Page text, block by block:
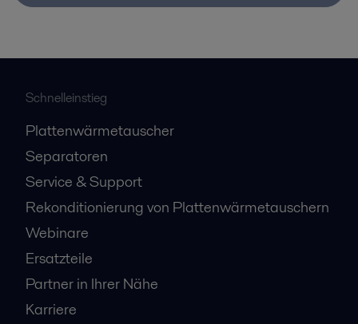
Schnelleinstieg
Plattenwärmetauscher
Separatoren
Service & Support
Rekonditionierung von Plattenwärmetauschern
Webinare
Ersatzteile
Partner in Ihrer Nähe
Karriere